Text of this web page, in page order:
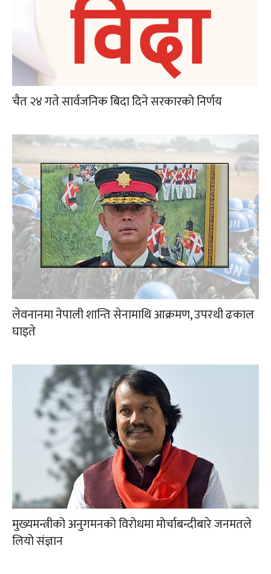
चैत २४ गते सार्वजनिक बिदा दिने सरकारको निर्णय
लेवनानमा नेपाली शान्ति सेनामाथि आक्रमण, उपरथी ढकाल
घाइते
मुख्यमन्त्रीको अनुगमनको विरोधमा मोर्चाबन्दीबारे जनमतले
लियो संज्ञान